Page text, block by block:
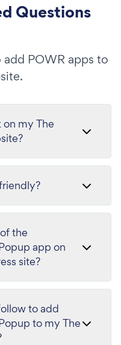
Questions
POWR apps to
my The
the
app on
site?
to add
to my The